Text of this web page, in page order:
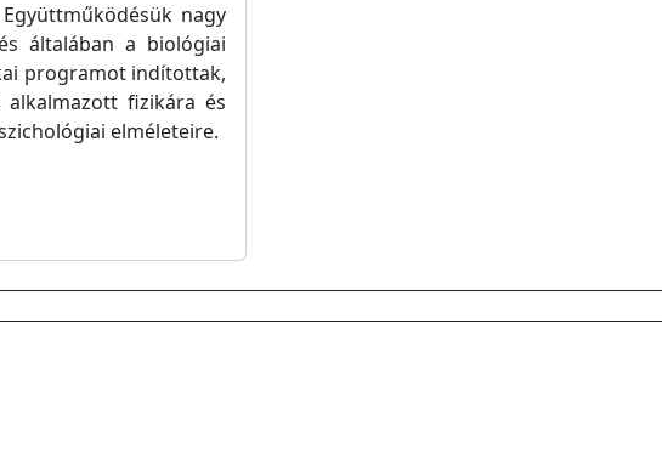
nagy
általában a biológiai
programot indítottak,
fizikára és
elméleteire.